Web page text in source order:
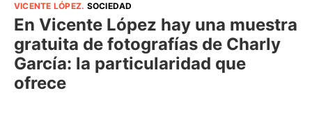
VICENTE LÓPEZ. SOCIEDAD
En Vicente López hay una muestra
gratuita de fotografías de Charly
García: la particularidad que
ofrece